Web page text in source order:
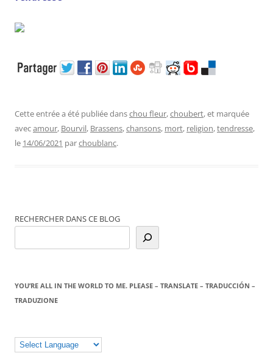
Cette entrée a été publiée danschou fleur,choubert, et marquée
avecamour, Bourvil, Brassens,chansons, mort, religion,tendresse,
le 14/06/2021 parchoublanc.
RECHERCHER DANS CE BLOG
YOU’RE ALL IN THE WORLD TO ME. PLEASE – TRANSLATE – TRADUCCIÓN –
TRADUZIONE